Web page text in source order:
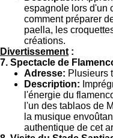
espagnole lors d'un
comment préparer
paella, les
créations.
Divertissement :
7. Spectacle de
Adresse: Plusieurs
Description:
l'énergie du
l'un des tablaos de
la musique
authentique de cet